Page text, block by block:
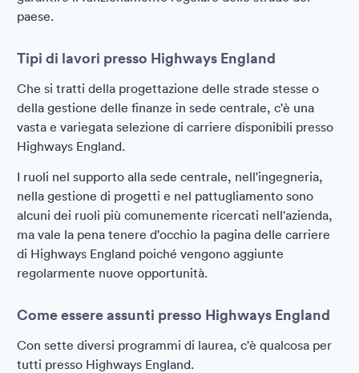
paese.
Tipi di lavori presso Highways England
Che si tratti della progettazione delle strade stesse o
della gestione delle finanze in sede centrale, c'è una
vasta e variegata selezione di carriere disponibili presso
Highways England.
I ruoli nel supporto alla sede centrale, nell'ingegneria,
nella gestione di progetti e nel pattugliamento sono
alcuni dei ruoli più comunemente ricercati nell'azienda,
ma vale la pena tenere d'occhio la pagina delle carriere
di Highways England poiché vengono aggiunte
regolarmente nuove opportunità.
Come essere assunti presso Highways England
Con sette diversi programmi di laurea, c'è qualcosa per
tutti presso Highways England.